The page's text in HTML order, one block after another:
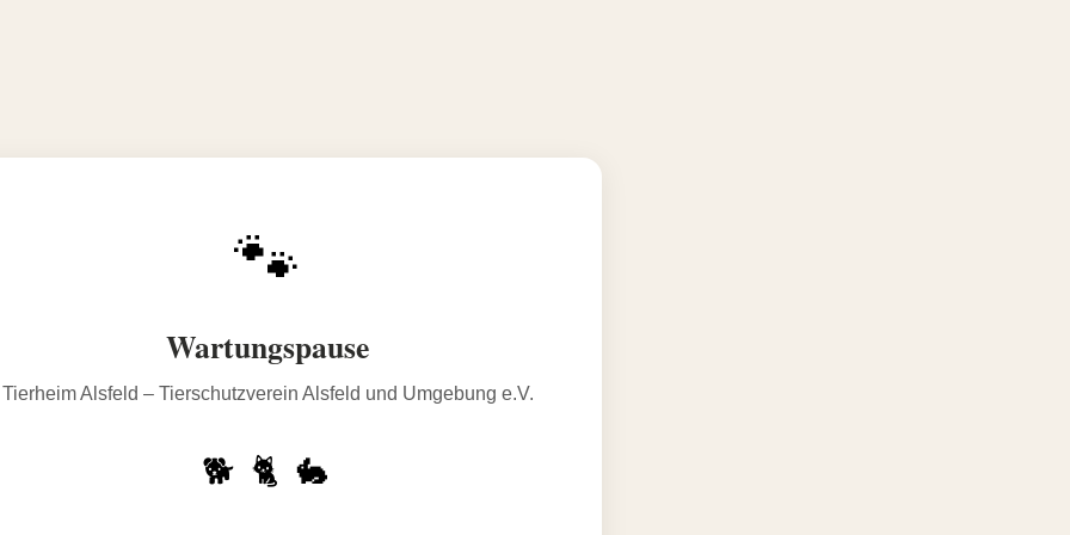
🐾
Wartungspause
Tierheim Alsfeld – Tierschutzverein Alsfeld und Umgebung e.V.
🐕 🐈 🐇